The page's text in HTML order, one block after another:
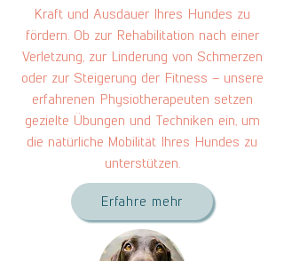
Kraft und Ausdauer Ihres Hundes zu
fördern. Ob zur Rehabilitation nach einer
Verletzung, zur Linderung von Schmerzen
oder zur Steigerung der Fitness – unsere
erfahrenen Physiotherapeuten setzen
gezielte Übungen und Techniken ein, um
die natürliche Mobilität Ihres Hundes zu
unterstützen.
Erfahre mehr